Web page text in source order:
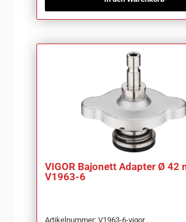
VIGOR Bajonett Adapter Ø 42
V1963-6
Artikelnummer: V1963-6-vigor